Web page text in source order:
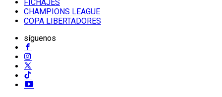
FICHAJES
CHAMPIONS LEAGUE
COPA LIBERTADORES
síguenos